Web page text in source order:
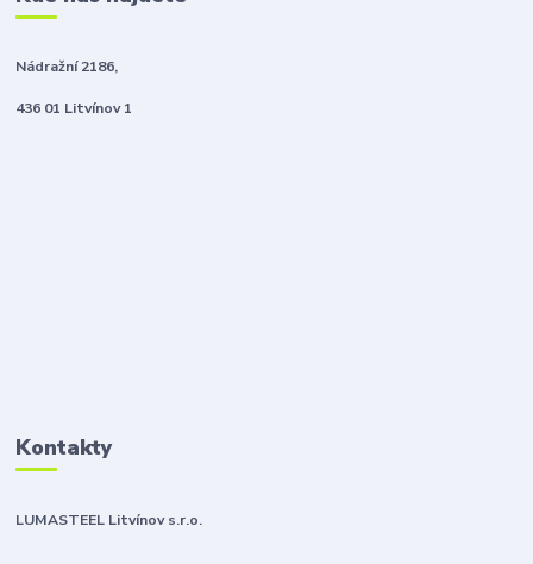
Nádražní 2186,
436 01 Litvínov 1
Kontakty
LUMASTEEL Litvínov s.r.o.